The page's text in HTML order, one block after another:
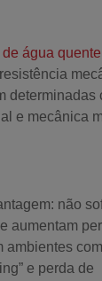
água quente
e mecânica
não
aumentam
ambientes
e perda de